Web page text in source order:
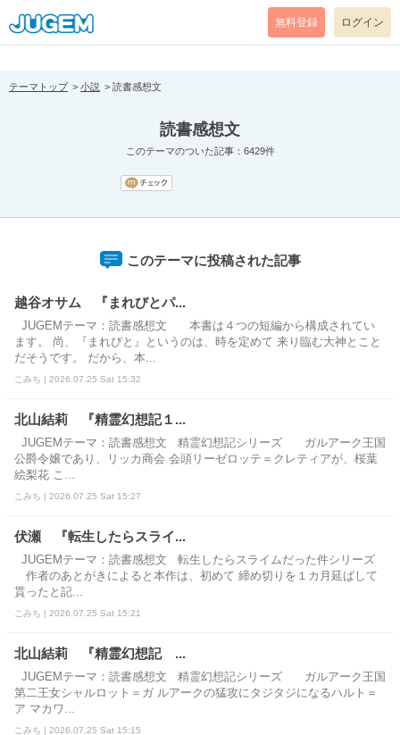
[pear_error: message="Success" code=0 mode=return level=notice
prefix="" info=""]
無料登録 ログイン
テーマトップ 小説 読書感想文
読書感想文
このテーマのついた記事：6429件
このテーマに投稿された記事
越谷オサム 『まれびとパ...
JUGEMテーマ：読書感想文 本書は４つの短編から構成されてい
ます。 尚、『まれびと』というのは、時を定めて 来り臨む大神とこと
だそうです。 だから、本...
こみち | 2026.07.25 Sat 15:32
北山結莉 『精霊幻想記１...
JUGEMテーマ：読書感想文 精霊幻想記シリーズ ガルアーク王国
公爵令嬢であり、リッカ商会 会頭リーゼロッテ＝クレティアが、桜葉
絵梨花 こ...
こみち | 2026.07.25 Sat 15:27
伏瀬 『転生したらスライ...
JUGEMテーマ：読書感想文 転生したらスライムだった件シリーズ
作者のあとがきによると本作は、初めて 締め切りを１カ月延ばして
貰ったと記...
こみち | 2026.07.25 Sat 15:21
北山結莉 『精霊幻想記 ...
JUGEMテーマ：読書感想文 精霊幻想記シリーズ ガルアーク王国
第二王女シャルロット＝ガ ルアークの猛攻にタジタジになるハルト＝
ア マカワ...
こみち | 2026.07.25 Sat 15:15